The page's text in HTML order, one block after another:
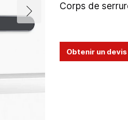
Corps de
Obtenir un devis